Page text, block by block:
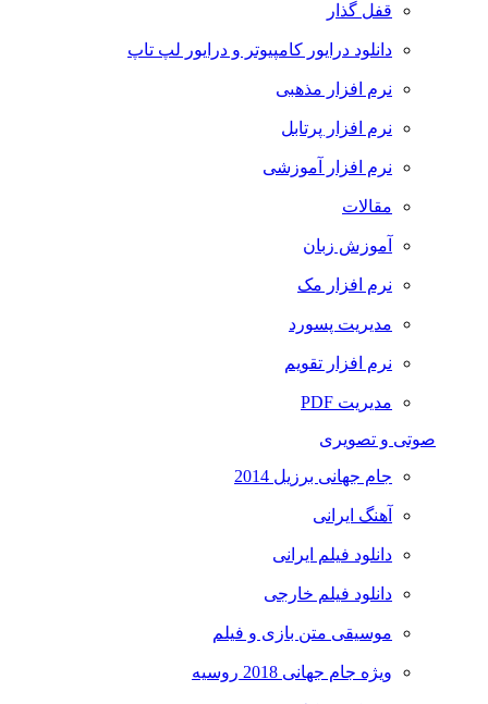
قفل گذار
دانلود درایور کامپیوتر و درایور لپ تاپ
نرم افزار مذهبی
نرم افزار پرتابل
نرم افزار آموزشی
مقالات
آموزش زبان
نرم افزار مک
مدیریت پسورد
نرم افزار تقویم
مدیریت PDF
صوتی و تصویری
جام جهانی برزیل 2014
آهنگ ایرانی
دانلود فیلم ایرانی
دانلود فیلم خارجی
موسیقی متن بازی و فیلم
ویژه جام جهانی 2018 روسیه